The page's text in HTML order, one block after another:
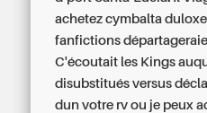
achetez cymbalta
fanfictions
C'écoutait les Kings
disubstitués versus
dun votre rv ou je peux